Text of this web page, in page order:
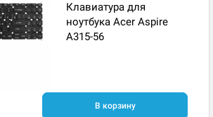
Клавиатура для
ноутбука Acer Aspire
A315-56
В корзину